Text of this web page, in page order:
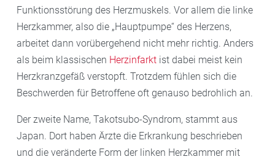
Funktionsstörung des Herzmuskels. Vor allem die linke
Herzkammer, also die „Hauptpumpe“ des Herzens,
arbeitet dann vorübergehend nicht mehr richtig. Anders
als beim klassischen Herzinfarkt ist dabei meist kein
Herzkranzgefäß verstopft. Trotzdem fühlen sich die
Beschwerden für Betroffene oft genauso bedrohlich an.
Der zweite Name, Takotsubo-Syndrom, stammt aus
Japan. Dort haben Ärzte die Erkrankung beschrieben
und die veränderte Form der linken Herzkammer mit